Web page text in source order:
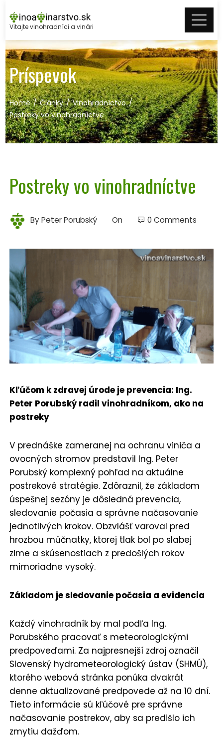
to
content
Vitajte vinohradníci a vinári
Príspevok
Home Články
Vinohradníctvo
Postreky vo vinohradníctve
Postreky vo vinohradníctve
ByPeter Porubský On 0 Comments
Kľúčom k zdravej úrode je prevencia: Ing.
Peter Porubský radil vinohradníkom, ako na
postreky
V prednáške zameranej na ochranu viniča a
ovocných stromov predstavil Ing. Peter
Porubský komplexný pohľad na aktuálne
postrekové stratégie. Zdôraznil, že základom
úspešnej sezóny je dôsledná prevencia,
sledovanie počasia a správne načasovanie
jednotlivých krokov. Obzvlášť varoval pred
hrozbou múčnatky, ktorej tlak bol po slabej
zime a skúsenostiach z predošlých rokov
mimoriadne vysoký.
Základom je sledovanie počasia a evidencia
Každý vinohradník by mal podľa Ing.
Porubského pracovať s meteorologickými
predpoveďami. Za najpresnejší zdroj označil
Slovenský hydrometeorologický ústav (SHMÚ),
ktorého webová stránka ponúka dvakrát
denne aktualizované predpovede až na 10 dní.
Tieto informácie sú kľúčové pre správne
načasovanie postrekov, aby sa predišlo ich
zmytiu dažďom.